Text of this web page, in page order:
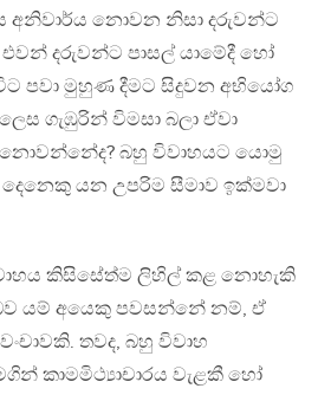
අනිවාර්ය නොවන නිසා දරුවන්ට
දරුවන්ට පාසල් යාමේදී හෝ
පවා මුහුණ දීමට සිදුවන අභියෝග
ගැඹුරින් විමසා බලා ඒවා
බහු විවාහයට යොමු
යන උපරිම සීමාව ඉක්මවා
කිසිසේත්ම ලිහිල් කළ නොහැකි
යම් අයෙකු පවසන්නේ නම්, ඒ
තවද, බහු විවාහ
කාමමිථ්‍යාචාරය වැළකී හෝ